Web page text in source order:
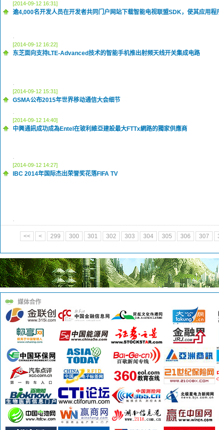
[2014-09-12 16:31]
逾4,000名开发人员在开发者共同门户网站下载智能电视联盟SDK，使其应用程
.
[2014-09-12 16:22]
东芝面向支持LTE-Advanced技术的智能手机推出射频天线开关集成电路
.
[2014-09-12 15:31]
GSMA公布2015年世界移动通信大会细节
.
[2014-09-12 14:40]
中興通訊成功成為Entel在玻利維亞建設最大FTTx網路的獨家供應商
.
[2014-09-12 14:27]
IBC 2014年国际杰出荣誉奖花落FIFA TV
.
<< < 299 300 301 302 303 304 305 306 307
媒体合作